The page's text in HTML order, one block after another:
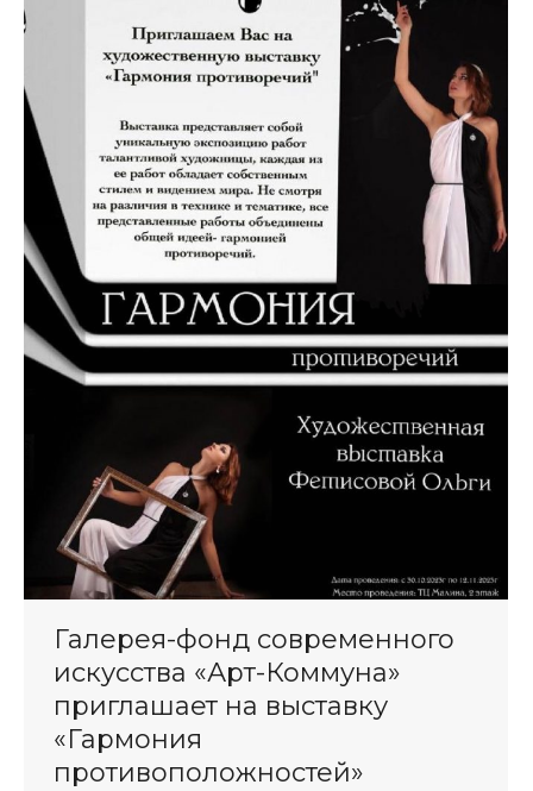
Галерея-фонд современного
искусства «Арт-Коммуна»
приглашает на выставку
«Гармония
противоположностей»